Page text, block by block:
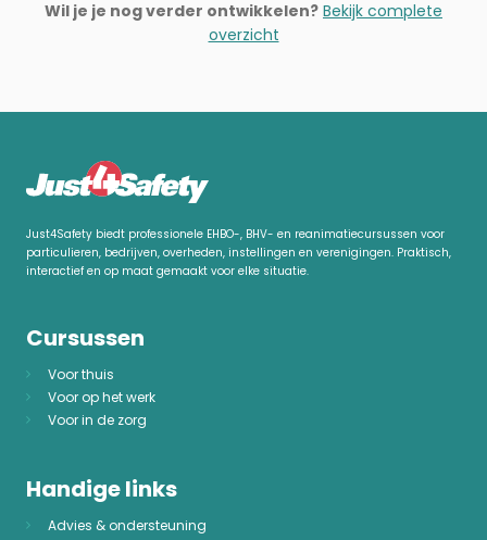
Wil je je nog verder ontwikkelen? Bekijk complete
overzicht
Just4Safety biedt professionele EHBO-, BHV- en reanimatiecursussen voor
particulieren, bedrijven, overheden, instellingen en verenigingen. Praktisch,
interactief en op maat gemaakt voor elke situatie.
Cursussen
Voor thuis
Voor op het werk
Voor in de zorg
Handige links
Advies & ondersteuning